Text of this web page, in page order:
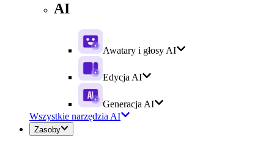
AI
Awatary i głosy AI
Edycja AI
Generacja AI
Wszystkie narzędzia AI
Zasoby